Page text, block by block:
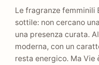
Le fragranze femminili
sottile: non cercano
una presenza curata.
moderna, con un
resta energico. Ma Vie